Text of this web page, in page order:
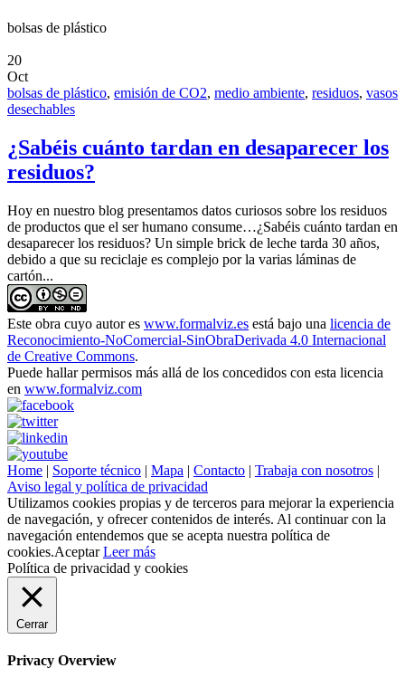
bolsas de plástico
20
Oct
bolsas de plástico, emisión de CO2, medio ambiente, residuos, vasos
desechables
¿Sabéis cuánto tardan en desaparecer los
residuos?
Hoy en nuestro blog presentamos datos curiosos sobre los residuos
de productos que el ser humano consume…¿Sabéis cuánto tardan en
desaparecer los residuos? Un simple brick de leche tarda 30 años,
debido a que su reciclaje es complejo por la varias láminas de
cartón...
Este obra cuyo autor es www.formalviz.es está bajo una licencia de
Reconocimiento-NoComercial-SinObraDerivada 4.0 Internacional
de Creative Commons.
Puede hallar permisos más allá de los concedidos con esta licencia
en www.formalviz.com
Home | Soporte técnico | Mapa | Contacto | Trabaja con nosotros |
Aviso legal y política de privacidad
Utilizamos cookies propias y de terceros para mejorar la experiencia
de navegación, y ofrecer contenidos de interés. Al continuar con la
navegación entendemos que se acepta nuestra política de
cookies.Aceptar Leer más
Política de privacidad y cookies
Cerrar
Privacy Overview